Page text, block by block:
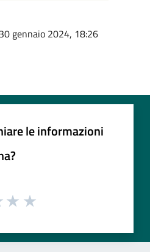
gennaio 2024, 18:26
le informazioni